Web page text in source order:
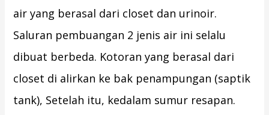
air yang berasal dari closet dan urinoir.
Saluran pembuangan 2 jenis air ini selalu
dibuat berbeda. Kotoran yang berasal dari
closet di alirkan ke bak penampungan (saptik
tank), Setelah itu, kedalam sumur resapan.